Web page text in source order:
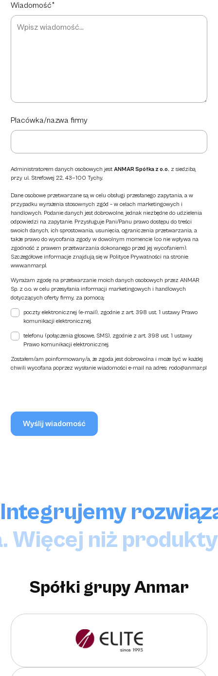
Wiadomość*
Placówka/nazwa firmy
Administratorem danych osobowych jestANMAR Spółka z o.o. z siedzibą
przy ul. Strefowej 22, 43—100 Tychy.
Dane osobowe przetwarzane są w celu obsługi przesłanego zapytania, a w
przypadku wyrażenia stosownych zgód – w celach marketingowych i
handlowych. Podanie danych jest dobrowolne, jednak niezbędne do udzielenia
odpowiedzi na zapytanie. Przysługuje Pani/Panu prawo dostępu do treści
swoich danych, ich sprostowania, usunięcia, ograniczenia przetwarzania, a
także prawo do wycofania zgody w dowolnym momencie (co nie wpływa na
zgodność z prawem przetwarzania dokonanego przed jej wycofaniem).
Szczegółowe informacje znajdują się w Polityce Prywatności na stronie:
www.anmar.pl.
Wyrażam zgodę na przetwarzanie moich danych osobowych przez ANMAR
Sp. z o.o. w celu przesyłania informacji marketingowych i handlowych
dotyczących oferty firmy, za pomocą:
poczty elektronicznej (e-mail), zgodnie z art. 398 ust. 1 ustawy Prawo
komunikacji elektronicznej.
telefonu (połączenia głosowe, SMS), zgodnie z art. 398 ust. 1 ustawy
Prawo komunikacji elektronicznej.
Zostałem/am poinformowany/a, że zgoda jest dobrowolna i może być w każdej
chwili wycofana poprzez wysłanie wiadomości e-mail na adres: rodo@anmar.pl
Integrujemy
Więcej niż produkty
Spółki grupy Anmar